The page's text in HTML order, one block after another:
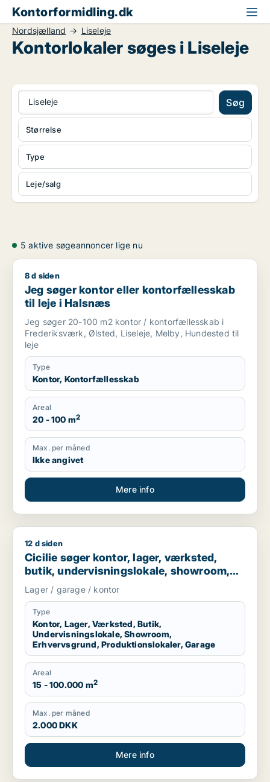
Kontorformidling.dk
Nordsjælland Liseleje
Kontorlokaler søges i Liseleje
Liseleje Søg
Type
Leje/salg
Størrelse
5 aktive søgeannoncer lige nu
Jeg søger kontor eller kontorfællesskab til leje i Halsnæs
8 d siden
Jeg søger kontor eller kontorfællesskab
til leje i Halsnæs
Jeg søger 20-100 m2 kontor / kontorfællesskab i
Frederiksværk, Ølsted, Liseleje, Melby, Hundested til
leje
Type
Kontor, Kontorfællesskab
Areal
20 - 100 m2
Max. per måned
Ikke angivet
Mere info
Cicilie søger kontor, lager, værksted, butik,
12 d siden
Cicilie søger kontor, lager, værksted,
butik, undervisningslokale, showroom,
erhvervsgrund, produktionslokaler eller
garage til leje i Region Sjælland eller
Nordsjælland
Lager / garage / kontor
Type
Kontor, Lager, Værksted, Butik,
Undervisningslokale, Showroom,
Erhvervsgrund, Produktionslokaler, Garage
Areal
15 - 100.000 m2
Max. per måned
2.000 DKK
Mere info